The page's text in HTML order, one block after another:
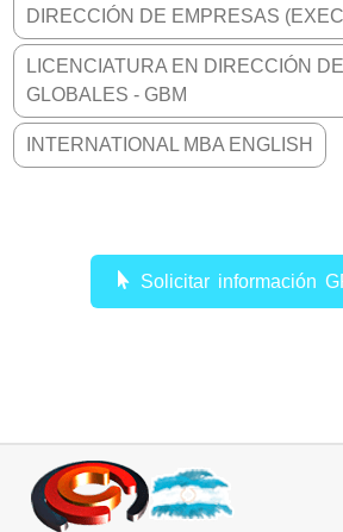
DIRECCIÓN DE EMPRESAS
LICENCIATURA EN DIRECCIÓN
GLOBALES - GBM
INTERNATIONAL MBA ENGLISH
Solicitar información